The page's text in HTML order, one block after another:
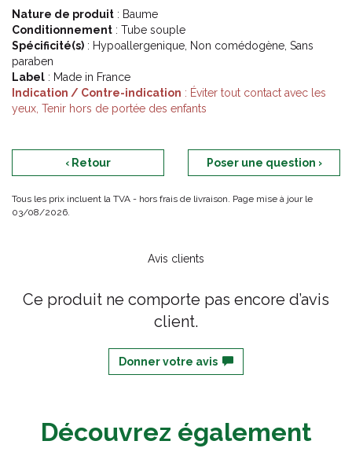
Nature de produit : Baume
Conditionnement : Tube souple
Spécificité(s) : Hypoallergenique, Non comédogène, Sans
paraben
Label : Made in France
Indication / Contre-indication : Éviter tout contact avec les
yeux, Tenir hors de portée des enfants
‹ Retour Poser une question ›
Tous les prix incluent la TVA - hors frais de livraison. Page mise à jour le
03/08/2026.
Avis clients
Ce produit ne comporte pas encore d’avis
client.
Donner votre avis
Découvrez également